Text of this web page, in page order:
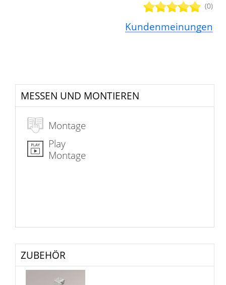
(0)
Kundenmeinungen
MESSEN UND MONTIEREN
Montage
Play
Montage
ZUBEHÖR